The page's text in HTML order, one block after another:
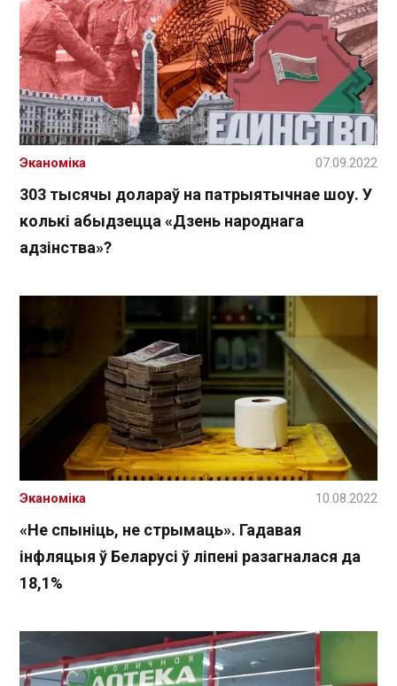
303 тысячы долараў на патрыятычнае шоу. У
колькі абыдзецца «Дзень народнага
адзінства»?
Эканоміка 07.09.2022
«Не спыніць, не стрымаць». Гадавая
інфляцыя ў Беларусі ў ліпені разагналася да
18,1%
Эканоміка 10.08.2022